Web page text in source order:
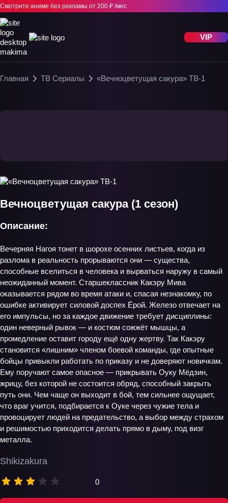
Смотрите аниме без рекламы от 200 ₽ /мес
VIP
Главная ТВ Сериалы «Вечноцветущая сакура» ТВ-1
Вечноцветущая сакура (1 сезон)
Shikizakura
0
Описание:
Вечерняя Нагоя тонет в шорохе осенних листьев, когда из
разлома в реальность прорываются они — существа,
способные вселиться в человека и вырваться наружу в самый
неожиданный момент. Старшеклассник Какэру Мива
оказывается рядом во время атаки и, спасая незнакомку, по
ошибке активирует силовой доспех Ёрой. Железо отвечает на
его импульсы, но за каждое движение требует дисциплины:
один неверный рывок — и костюм сожжёт мышцы, а
промедление оставит городу ещё одну жертву. Так Какэру
становится «лишним» членом боевой команды, где опытные
бойцы привыкли работать по приказу и не доверяют новичкам.
Ему поручают самое опасное — прикрывать Оуку Мёдзин,
жрицу, без которой не состоится обряд, способный закрыть
путь они. Чем чаще он выходит в бой, тем сильнее ощущает,
что враг учится, подбирается к Оуке через чужие тела и
провоцирует людей на предательство, а выбор между страхом
и решимостью приходится делать прямо в дыму, под визг
металла.